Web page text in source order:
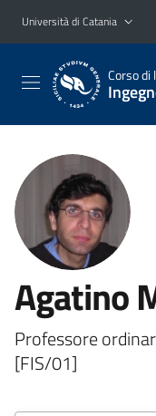
Vai al contenuto
Vai al menu di
Università di Catania
Corso di
Agatino
Professore
[FIS/01]